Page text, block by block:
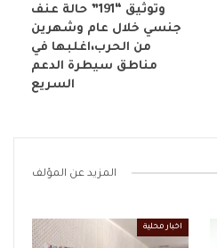
وتوثيق “191” حالة عنف
جنسي خلال عام وشهرين
من الحرب،اغلبها في
مناطق سيطرة الدعم
السريع
المزيد عن المؤلف
اخبار محلية